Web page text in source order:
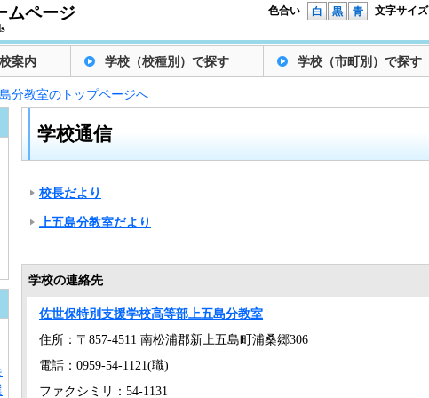
ムページ 文字サイズ
色合い 白 黒 青
案内 学校（校種別）で探す 学校（市町別）で探す
分教室のトップページへ
学校通信
校長だより
上五島分教室だより
学校の連絡先
佐世保特別支援学校高等部上五島分教室
住所：〒857-4511 南松浦郡新上五島町浦桑郷306
電話：0959-54-1121(職)
ファクシミリ：54-1131